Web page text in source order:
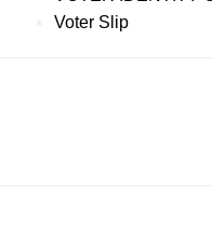
Voter Slip